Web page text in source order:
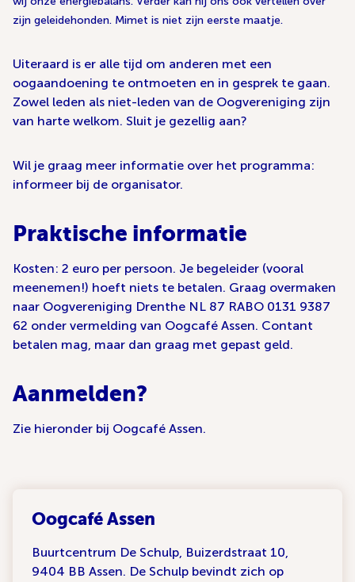
zijn geleidehonden. Mimet is niet zijn eerste maatje.
Uiteraard is er alle tijd om anderen met een
oogaandoening te ontmoeten en in gesprek te gaan.
Zowel leden als niet-leden van de Oogvereniging zijn
van harte welkom. Sluit je gezellig aan?
Wil je graag meer informatie over het programma:
informeer bij de organisator.
Praktische informatie
Kosten: 2 euro per persoon. Je begeleider (vooral
meenemen!) hoeft niets te betalen. Graag overmaken
naar Oogvereniging Drenthe NL 87 RABO 0131 9387
62 onder vermelding van Oogcafé Assen. Contant
betalen mag, maar dan graag met gepast geld.
Aanmelden?
Zie hieronder bij Oogcafé Assen.
Oogcafé Assen
Buurtcentrum De Schulp, Buizerdstraat 10,
9404 BB Assen. De Schulp bevindt zich op